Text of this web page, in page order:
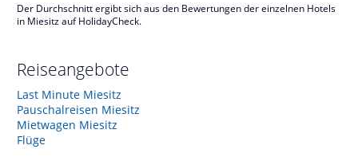
Der Durchschnitt ergibt sich aus den Bewertungen der einzelnen Hotels
in Miesitz auf HolidayCheck.
Reiseangebote
Last Minute Miesitz
Pauschalreisen Miesitz
Mietwagen Miesitz
Flüge